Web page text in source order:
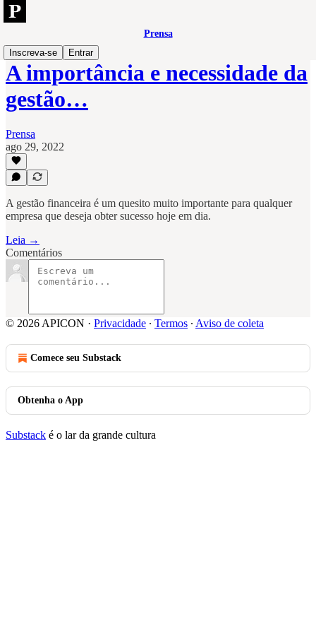
Prensa
Inscreva-se
Entrar
A importância e necessidade da
gestão…
Prensa
ago 29, 2022
A gestão financeira é um quesito muito importante para qualquer
empresa que deseja obter sucesso hoje em dia.
Leia →
Comentários
© 2026 APICON · Privacidade ∙ Termos ∙ Aviso de coleta
Comece seu Substack
Obtenha o App
Substack é o lar da grande cultura